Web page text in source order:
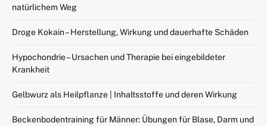
natürlichem Weg
Droge Kokain – Herstellung, Wirkung und dauerhafte Schäden
Hypochondrie – Ursachen und Therapie bei eingebildeter
Krankheit
Gelbwurz als Heilpflanze | Inhaltsstoffe und deren Wirkung
Beckenbodentraining für Männer: Übungen für Blase, Darm und